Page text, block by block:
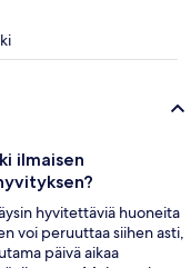
ilmaisen
hyvitettäviä huoneita
voi peruuttaa siihen asti,
päivä aikaa